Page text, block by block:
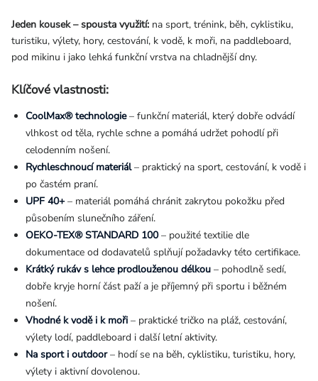
Jeden kousek – spousta využití: na sport, trénink, běh, cyklistiku,
turistiku, výlety, hory, cestování, k vodě, k moři, na paddleboard,
pod mikinu i jako lehká funkční vrstva na chladnější dny.
Klíčové vlastnosti:
CoolMax® technologie– funkční materiál, který dobře odvádí
vlhkost od těla, rychle schne a pomáhá udržet pohodlí při
celodenním nošení.
Rychleschnoucí materiál– praktický na sport, cestování, k vodě i
po častém praní.
UPF 40+– materiál pomáhá chránit zakrytou pokožku před
působením slunečního záření.
OEKO-TEX® STANDARD 100– použité textilie dle
dokumentace od dodavatelů splňují požadavky této certifikace.
Krátký rukáv s lehce prodlouženou délkou – pohodlně sedí,
dobře kryje horní část paží a je příjemný při sportu i běžném
nošení.
Vhodné k vodě i k moři – praktické tričko na pláž, cestování,
výlety lodí, paddleboard i další letní aktivity.
Na sport i outdoor– hodí se na běh, cyklistiku, turistiku, hory,
výlety i aktivní dovolenou.